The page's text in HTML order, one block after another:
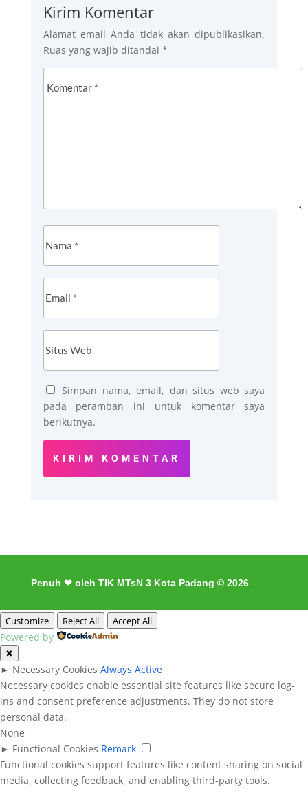
Kirim Komentar
Alamat email Anda tidak akan dipublikasikan.
Ruas yang wajib ditandai *
Simpan nama, email, dan situs web saya
pada peramban ini untuk komentar saya
berikutnya.
KIRIM KOMENTAR
Penuh ❤ oleh TIK MTsN 3 Kota Padang © 2026
Customize Reject All Accept All
Powered by
✖
► Necessary Cookies Always Active
Necessary cookies enable essential site features like secure log-
ins and consent preference adjustments. They do not store
personal data.
None
► Functional Cookies Remark
Functional cookies support features like content sharing on social
media, collecting feedback, and enabling third-party tools.